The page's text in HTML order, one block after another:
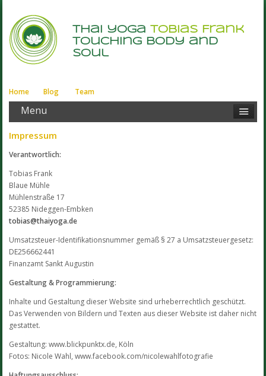
thai yogaTobias Frank
touching body and
soul
Home Blog Team
Menu
Impressum
Verantwortlich:
Tobias Frank
Blaue Mühle
Mühlenstraße 17
52385 Nideggen-Embken
tobias@thaiyoga.de
Umsatzsteuer-Identifikationsnummer gemäß § 27 a Umsatzsteuergesetz:
DE256662441
Finanzamt Sankt Augustin
Gestaltung & Programmierung:
Inhalte und Gestaltung dieser Website sind urheberrechtlich geschützt.
Das Verwenden von Bildern und Texten aus dieser Website ist daher nicht
gestattet.
Gestaltung: www.blickpunktx.de, Köln
Fotos: Nicole Wahl, www.facebook.com/nicolewahlfotografie